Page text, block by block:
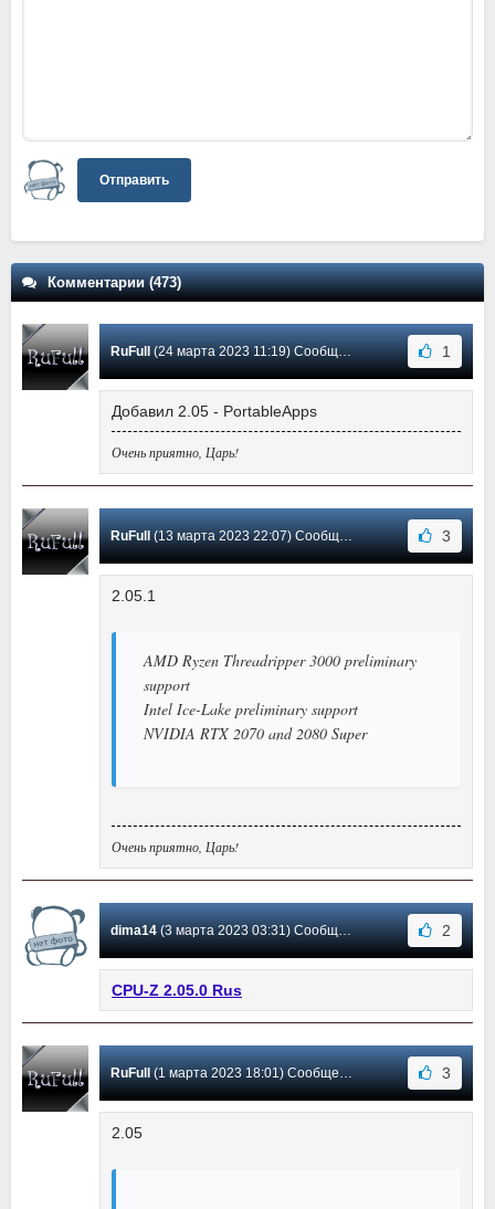
Отправить
Комментарии (473)
RuFull(24 марта 2023 11:19) Сообщение #387 1
Добавил 2.05 - PortableApps
Очень приятно, Царь!
RuFull(13 марта 2023 22:07) Сообщение #386 3
2.05.1
AMD Ryzen Threadripper 3000 preliminary
support
Intel Ice-Lake preliminary support
NVIDIA RTX 2070 and 2080 Super
Очень приятно, Царь!
dima14(3 марта 2023 03:31) Сообщение #385 2
CPU-Z 2.05.0 Rus
RuFull(1 марта 2023 18:01) Сообщение #384 3
2.05